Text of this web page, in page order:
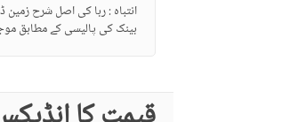
انتباہ : ربا کی اصل شرح
بینک کی پالیسی کے مطابق